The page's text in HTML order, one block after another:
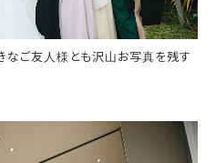
なご友人様とも沢山お写真を残す